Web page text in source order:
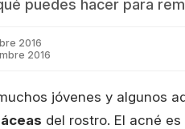
puedes hacer para
2016
2016
jóvenes y algunos
del rostro. El acné